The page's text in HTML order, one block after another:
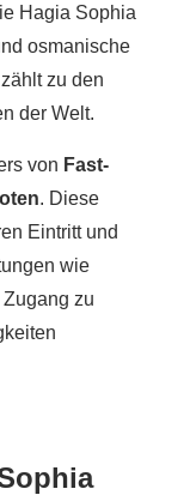
Hagia Sophia
osmanische
zu den
der Welt.
von Fast-
. Diese
Eintritt und
wie
zu